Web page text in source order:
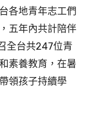
各地青年志工們
五年內共計陪伴
全台共247位青
素養教育，在暑
領孩子持續學